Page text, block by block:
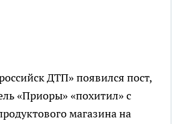
ДТП» появился пост,
«Приоры» «похитил» с
магазина на